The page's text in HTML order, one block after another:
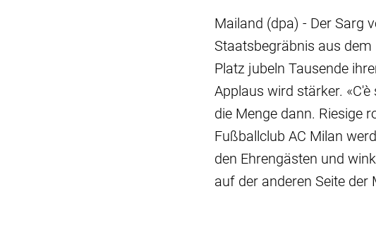
Mailand (dpa) - Der Sarg
Staatsbegräbnis aus
Platz jubeln Tausende
Applaus wird stärker.
die Menge dann. Riesige
Fußballclub AC Milan
den Ehrengästen und
auf der anderen Seite der